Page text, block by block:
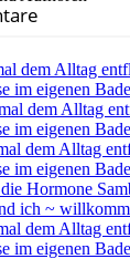
dem Alltag
im eigenen
dem Alltag
im eigenen
dem Alltag
im eigenen
Hormone
ich ~
dem Alltag
im eigenen